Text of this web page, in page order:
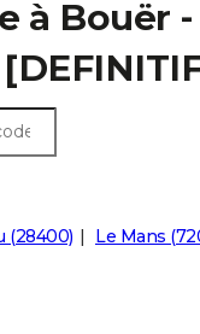
à Bouër
(28400) Le Mans